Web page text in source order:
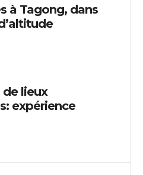
à Tagong, dans
lieux
expérience